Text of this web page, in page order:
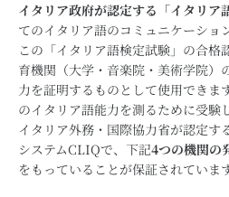
イタリア政府が認定する「イタリア
てのイタリア語のコミュニケーショ
この「イタリア語検定試験」の合格
育機関（大学・音楽院・美術学院）
力を証明するものとして使用できま
のイタリア語能力を測るために受験
イタリア外務・国際協力省が認定す
システムCLIQで、下記4つの機関の
をもっていることが保証されています